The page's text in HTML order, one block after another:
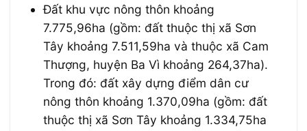
Đất khu vực nông thôn khoảng
7.775,96ha (gồm: đất thuộc thị xã Sơn
Tây khoảng 7.511,59ha và thuộc xã Cam
Thượng, huyện Ba Vì khoảng 264,37ha).
Trong đó: đất xây dựng điểm dân cư
nông thôn khoảng 1.370,09ha (gồm: đất
thuộc thị xã Sơn Tây khoảng 1.334,75ha